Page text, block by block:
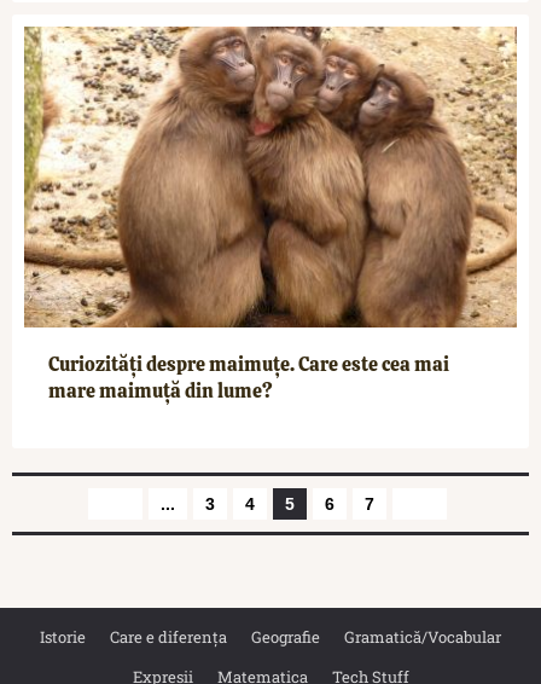
Curiozități despre maimuțe. Care este cea mai
mare maimuță din lume?
... 3 4 5 6 7
Istorie Care e diferența Geografie
Gramatică/Vocabular
Expresii
Matematica Tech Stuff